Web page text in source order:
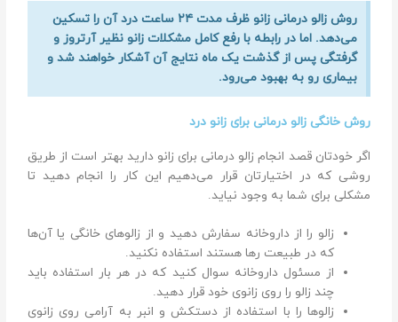
روش زالو درمانی زانو ظرف مدت ۲۴ ساعت درد آن را تسکین
می‌دهد. اما در رابطه با رفع کامل مشکلات زانو نظیر آرتروز و
گرفتگی پس از گذشت یک ماه نتایج آن آشکار خواهند شد و
بیماری رو به بهبود می‌رود.
روش خانگی زالو درمانی برای زانو درد
اگر خودتان قصد انجام زالو درمانی برای زانو دارید بهتر است از طریق
روشی که در اختیارتان قرار می‌دهیم این کار را انجام دهید تا
مشکلی برای شما به وجود نیاید.
زالو را از داروخانه سفارش دهید و از زالو‌های خانگی یا آن‌ها
که در طبیعت رها هستند استفاده نکنید.
از مسئول داروخانه سوال کنید که در هر بار استفاده باید
چند زالو را روی زانوی خود قرار دهید.
زالو‌ها را با استفاده از دستکش و انبر به آرامی روی زانوی